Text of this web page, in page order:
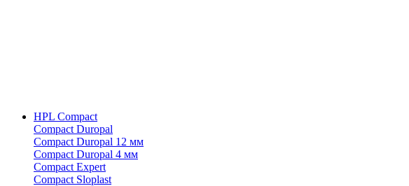
HPL Compact
Compact Duropal
Compact Duropal 12 мм
Compact Duropal 4 мм
Compact Expert
Compact Sloplast